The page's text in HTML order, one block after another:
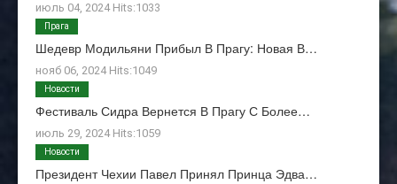
июль 04, 2024 Hits:1033
Шедевр Модильяни Прибыл В Прагу: Новая В…
нояб 06, 2024 Hits:1049
Прага
Фестиваль Сидра Вернется В Прагу С Более…
июль 29, 2024 Hits:1059
Новости
Президент Чехии Павел Принял Принца Эдва…
Новости